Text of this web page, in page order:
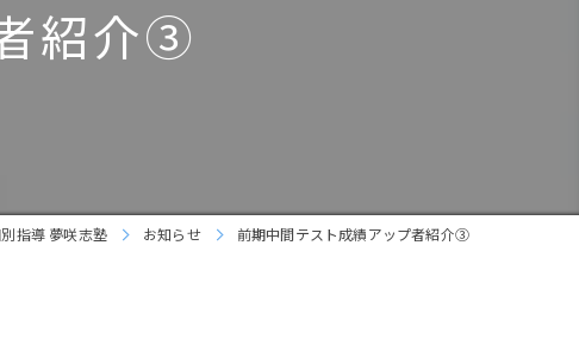
高校受験
紹介③
指導 夢咲志塾 お知らせ 前期中間テスト成績アップ者紹介③